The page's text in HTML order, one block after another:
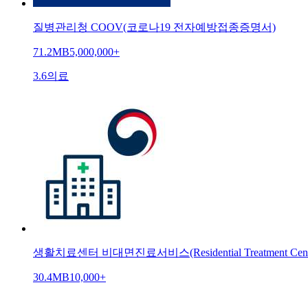
질병관리청 COOV(코로나19 전자예방접종증명서)
71.2MB5,000,000+
3.6의료
생활치료센터 비대면진료서비스(Residential Treatment
30.4MB10,000+